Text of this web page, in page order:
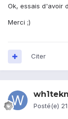
Ok, essais d'avoir
Merci ;)
Citer
Posté(e)